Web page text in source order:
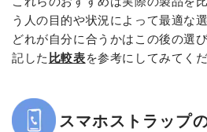
う人の目的や状況によって最適な
どれが自分に合うかはこの後の選
記した比較表を参考にしてみてくだ
スマホストラップ